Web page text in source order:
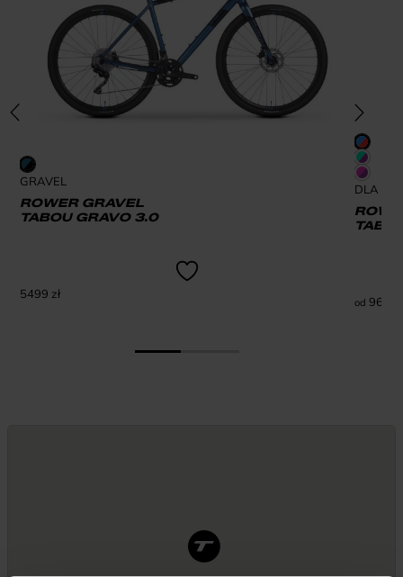
GRAVEL
ROWER GRAVEL
TABOU GRAVO 3.0
5499 zł
DLA
od 969